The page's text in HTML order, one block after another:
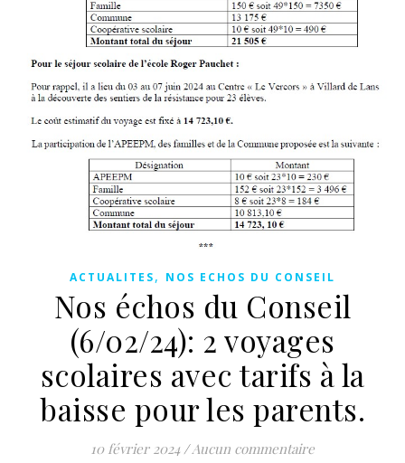
ACTUALITES, NOS ECHOS DU CONSEIL
Nos échos du Conseil
(6/02/24): 2 voyages
scolaires avec tarifs à la
baisse pour les parents.
10 février 2024 /Aucun commentaire